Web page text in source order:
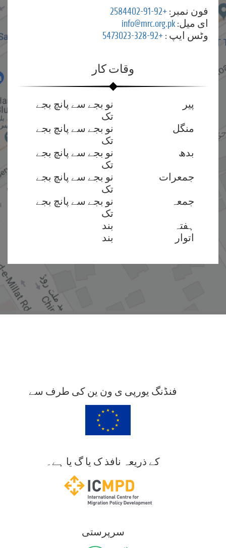
فون نمبر: +92-91-2584402
ای میل: info@mrc.org.pk
وٹس ایپ : +92-328-5473023
وقات کار
پیر
نو بجے سے پانچ بجے
تک
منگل
نو بجے سے پانچ بجے
تک
بدھ
نو بجے سے پانچ بجے
تک
جمعرات
نو بجے سے پانچ بجے
تک
جمعہ
نو بجے سے پانچ بجے
تک
ہفتہ
بند
اتوار
بند
فنڈنگ یورپی ی ون ین کی طرف سے
کے ذریعہ نافذ ک یا گ یا ہے۔
سرپرستی